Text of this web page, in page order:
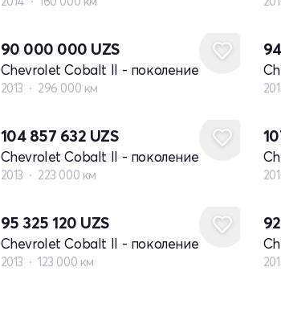
90 000 000 UZS
Chevrolet Cobalt II - поколение
2013 296 000 км
104 857 632 UZS
Chevrolet Cobalt II - поколение
2013 223 000 км
95 325 120 UZS
Chevrolet Cobalt II - поколение
2013 123 000 км